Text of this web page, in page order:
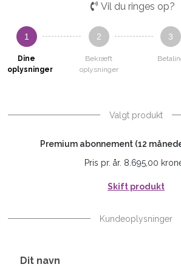
Vil du ringes op?
1
Dine
oplysninger
2
Bekræft
oplysninger
3
Valgt produkt
Premium abonnement (12
Pris pr. år. 8.695,00
Skift produkt
Kundeoplysninger
Dit navn